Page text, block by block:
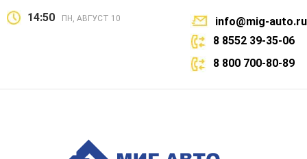
14:50 ПН, АВГУСТ 10
info@mig-auto.ru
8 8552 39-35-06
8 800 700-80-89